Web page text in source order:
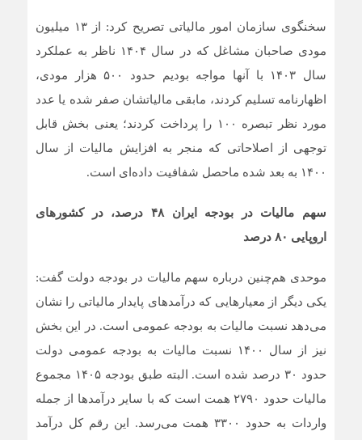
سخنگوی سازمان امور مالیاتی تصریح کرد: از ۱۳ میلیون
مودی صاحبان مشاغل که در سال ۱۴۰۴ ناظر به عملکرد
سال ۱۴۰۳ با آنها مواجه بودیم حدود ۵۰۰ هزار مودی،
اظهارنامه تسلیم کردند، مابقی مالیاتشان صفر شده یا عدد
مورد نظر تبصره ۱۰۰ را پرداخت کردند؛ یعنی بخش قابل
توجهی از اصلاحاتی که منجر به افزایش مالیات از سال
۱۴۰۰ به بعد شده ماحصل شفافیت داده‌ای است.
سهم مالیات در بودجه ایران ۴۸ درصد، در کشورهای
اروپایی ۸۰ درصد
موحدی هم‌چنین درباره سهم مالیات در بودجه دولت گفت:
یکی دیگر از معیارهایی که درآمدهای پایدار مالیاتی را نشان
می‌دهد نسبت مالیات به بودجه عمومی است. در این بخش
نیز از سال ۱۴۰۰ نسبت مالیات به بودجه عمومی دولت
حدود ۳۰ درصد شده است. البته طبق بودجه ۱۴۰۵ مجموع
مالیات حدود ۲۷۹۰ همت است که با سایر درآمدها از جمله
واردات به حدود ۳۳۰۰ همت می‌رسد. این رقم کل درآمد